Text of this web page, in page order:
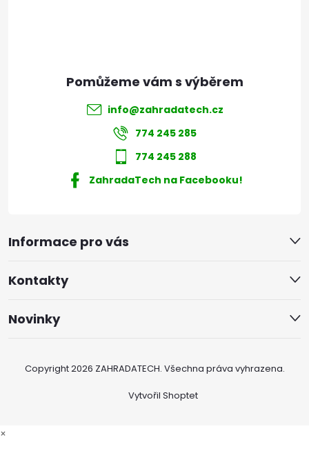
Informace pro vás
Kontakty
Novinky
info@zahradatech.cz
774 245 285
774 245 288
ZahradaTech na Facebooku!
Vytvořil Shoptet
Copyright 2026 ZAHRADATECH. Všechna práva vyhrazena.
×